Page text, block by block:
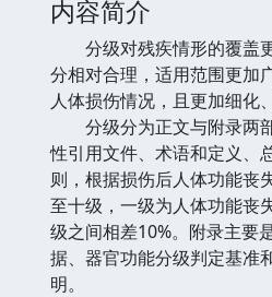
内容简介
分级对残疾情形的覆盖
分相对合理，适用范围更加
人体损伤情况，且更加细化
分级分为正文与附录两
性引用文件、术语和定义、
则，根据损伤后人体功能丧
至十级，一级为人体功能丧
级之间相差10%。附录主要
据、器官功能分级判定基准
明。